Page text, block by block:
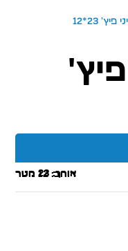
23*12
אורך: 23 מטר
רוחב: 12 מטר